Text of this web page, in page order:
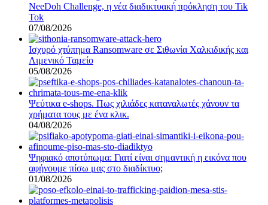
NeeDoh Challenge, η νέα διαδικτυακή πρόκληση του Tik
Tok
07/08/2026
Ισχυρό χτύπημα Ransomware σε Σιθωνία Χαλκιδικής και
Λιμενικό Ταμείο
05/08/2026
Ψεύτικα e-shops. Πως χιλιάδες καταναλωτές χάνουν τα
χρήματα τους με ένα κλικ.
04/08/2026
Ψηφιακό αποτύπωμα: Γιατί είναι σημαντική η εικόνα που
αφήνουμε πίσω μας στο διαδίκτυο;
01/08/2026